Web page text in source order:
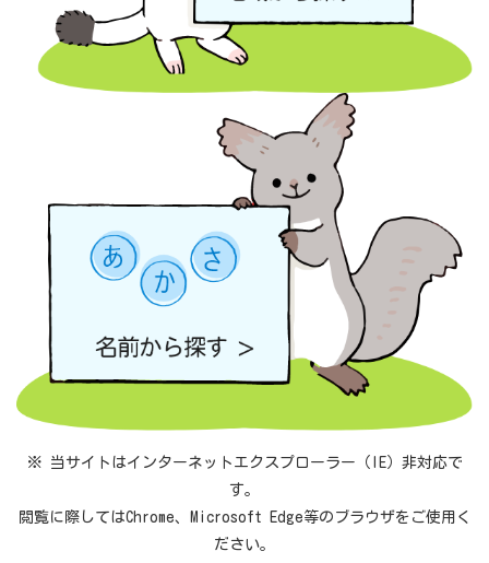
※ 当サイトはインターネットエクスプローラー（IE）非対応で
す。
閲覧に際してはChrome、Microsoft Edge等のブラウザをご使用く
ださい。